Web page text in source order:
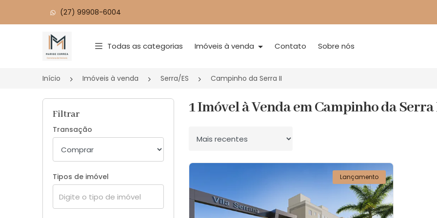
(27) 99908-6004
Página inicial
Todas as categorias Imóveis à venda Contato Sobre nós
Início Imóveis à venda Serra/ES Campinho da Serra II
Filtrar
Transação
Tipos de imóvel
1 Imóvel à Venda em Campinho da Serra
Ordenar por
Lançamento